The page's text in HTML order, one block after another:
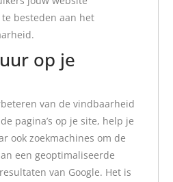
besteden aan het
op je
van de vindbaarheid
pagina’s op je site, help je
ook zoekmachines om de
een geoptimaliseerde
van Google. Het is